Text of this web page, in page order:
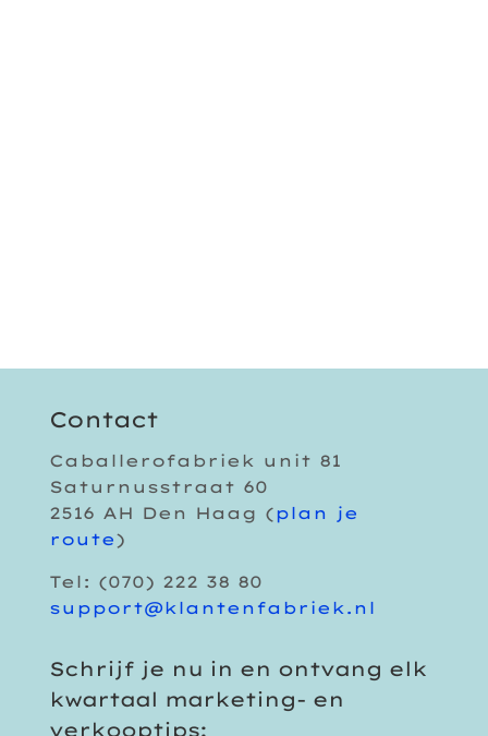
Contact
Caballerofabriek unit 81
Saturnusstraat 60
2516 AH Den Haag (plan je
route)
Tel: (070) 222 38 80
support@klantenfabriek.nl
Schrijf je nu in en ontvang elk
kwartaal marketing- en
verkooptips: